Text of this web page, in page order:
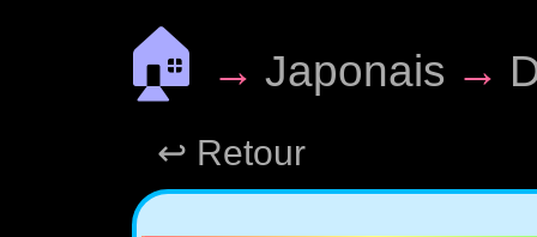
🏠 → Japonais →
↩ Retour